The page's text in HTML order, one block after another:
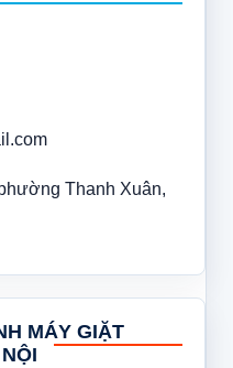
Thanh Xuân,
MÁY GIẶT